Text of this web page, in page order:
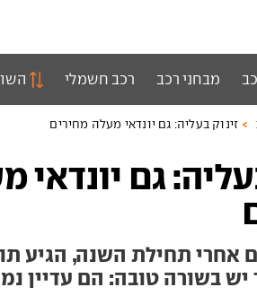
מבחני רכב רכב חשמלי
זינוק בעליה: גם יונדאי מעלה מחירים
גם יונדאי
אחרי תחילת השנה, הגיע
יש בשורה טובה: הם עדיין